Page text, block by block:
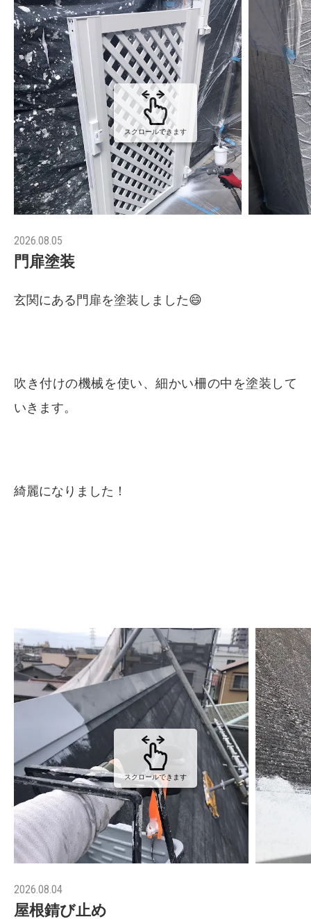
スクロールできます
2026.08.05
門扉塗装
玄関にある門扉を塗装しました😄
吹き付けの機械を使い、細かい柵の中を塗装して
いきます。
綺麗になりました！
スクロールできます
2026.08.04
屋根錆び止め